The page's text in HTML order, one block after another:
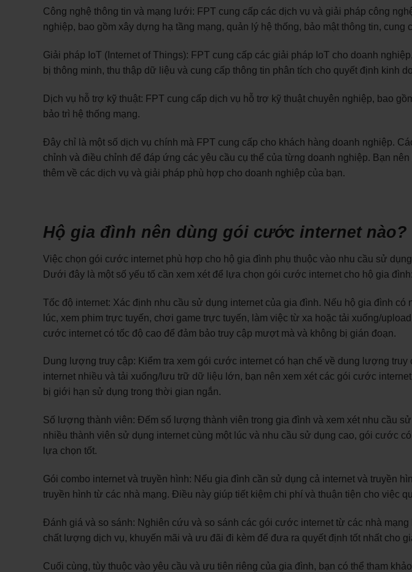
Công nghệ thông tin và mạng lưới: FPT cung cấp các dịch vụ và giải pháp công
nghiệp, bao gồm xây dựng hạ tầng mạng, quản lý hệ thống, bảo mật thông tin, cung
Giải pháp IoT (Internet of Things): FPT cung cấp các giải pháp IoT cho doanh
bị thông minh, thu thập dữ liệu và cung cấp thông tin phân tích cho quyết định kinh
Dịch vụ hỗ trợ kỹ thuật: FPT cung cấp dịch vụ hỗ trợ kỹ thuật chuyên nghiệp, bao
bảo trì hệ thống mạng.
Đây chỉ là một số dịch vụ chính mà FPT cung cấp cho khách hàng doanh nghiệp.
chỉnh và điều chỉnh để đáp ứng các yêu cầu cụ thể của từng doanh nghiệp. Bạn
thêm về các dịch vụ và giải pháp phù hợp cho doanh nghiệp của bạn.
Hộ gia đình nên dùng gói cước internet nào?
Việc chọn gói cước internet phù hợp cho hộ gia đình phụ thuộc vào nhu cầu sử
Dưới đây là một số yếu tố cần xem xét để lựa chọn gói cước internet cho hộ gia đình:
Tốc độ internet: Xác định nhu cầu sử dụng internet của gia đình. Nếu hộ gia đình có
lúc, xem phim trực tuyến, chơi game trực tuyến, làm việc từ xa hoặc tải xuống/
cước internet có tốc độ cao để đảm bảo truy cập mượt mà và không bị gián đoạn.
Dung lượng truy cập: Kiểm tra xem gói cước internet có hạn chế về dung lượng
internet nhiều và tải xuống/lưu trữ dữ liệu lớn, bạn nên xem xét các gói cước
bị giới hạn sử dụng trong thời gian ngắn.
Số lượng thành viên: Đếm số lượng thành viên trong gia đình và xem xét nhu cầu
nhiều thành viên sử dụng internet cùng một lúc và nhu cầu sử dụng cao, gói cước
lựa chọn tốt.
Gói combo internet và truyền hình: Nếu gia đình cần sử dụng cả internet và truyền
truyền hình từ các nhà mạng. Điều này giúp tiết kiệm chi phí và thuận tiện cho việc
Đánh giá và so sánh: Nghiên cứu và so sánh các gói cước internet từ các nhà
chất lượng dịch vụ, khuyến mãi và ưu đãi đi kèm để đưa ra quyết định tốt nhất cho
Cuối cùng, tùy thuộc vào yêu cầu và ưu tiên riêng của gia đình, bạn có thể tham